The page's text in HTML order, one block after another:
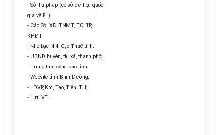
- Sở Tư pháp (cơ sở dữ liệu quốc
gia về PL);
- Các Sở: XD, TNMT, TC, TP,
KHĐT;
- Kho bạc NN, Cục Thuế tỉnh;
- UBND huyện, thị xã, thành phố;
- Trung tâm công báo tỉnh;
- Website tỉnh Bình Dương;
- LĐVP, Km, Tạo, Tiến, TH;
- Lưu VT.